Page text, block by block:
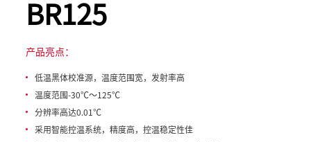
BR125
产品亮点：
低温黑体校准源，温度范围宽，发射率高
温度范围-30℃～125℃
分辨率高达0.01℃
采用智能控温系统，精度高，控温稳定性佳